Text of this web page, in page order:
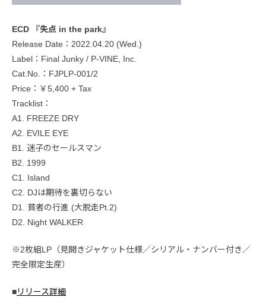
ECD 『失点 in the park』
Release Date：2022.04.20 (Wed.)
Label：Final Junky / P-VINE, Inc.
Cat.No.：FJPLP-001/2
Price：￥5,400 + Tax
Tracklist：
A1. FREEZE DRY
A2. EVILE EYE
B1. 迷子のセールスマン
B2. 1999
C1. Island
C2. DJは期待を裏切らない
D1. 貧者の行進 (大脱走Pt.2)
D2. Night WALKER
※2枚組LP（見開きジャケット仕様／シリアル・ナンバー付き／
完全限定生産）
■リリース詳細